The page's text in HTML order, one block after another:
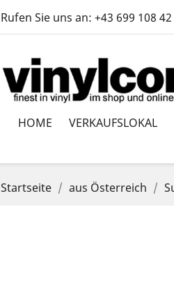
Rufen Sie uns an: +43 699 108
HOME VERKAUFSLOKAL
Startseite aus Österreich